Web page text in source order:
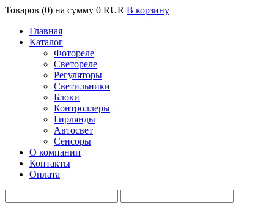
Товаров (0) на сумму 0 RUR В корзину
Главная
Каталог
Фотореле
Светореле
Регуляторы
Светильники
Блоки
Контроллеры
Гирлянды
Автосвет
Сенсоры
О компании
Контакты
Оплата